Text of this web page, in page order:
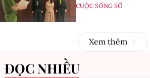
CUỘC SỐNG SỐ
Xem thêm
ĐỌC NHIỀU